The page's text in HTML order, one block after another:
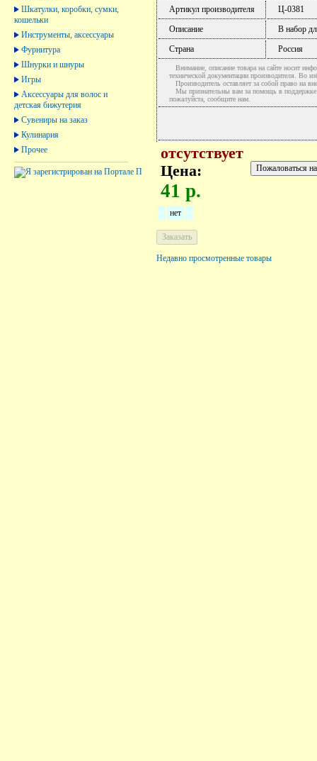
Шкатулки, коробки, сумки,
кошельки
Инструменты, аксессуары
Фурнитура
Шнурки и шнуры
Игры
Аксессуары для волос и
детская бижутерия
Сувениры на заказ
Кулинария
Прочее
Артикул производителя
Ц-0381
Описание
В набор
Страна
Россия
Внимание, описание товара на сайте носит
технической документации производителя. Во
Производитель оставляет за собой право на
Мы признательны вам за помощь в поддержке
пожалуйста, сообщите нам.
отсутствует
Цена:
41 р.
нет
Недавно просмотренные товары